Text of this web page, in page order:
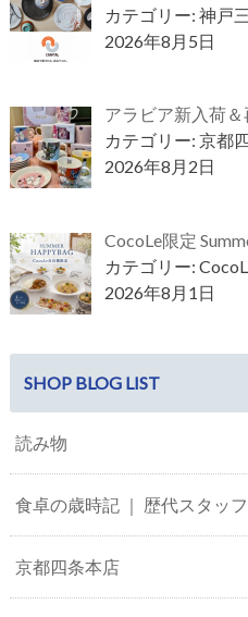
カテゴリー: 神戸
2026年8月5日
アラビア新入荷
カテゴリー: 京都
2026年8月2日
CocoLe限定
カテゴリー:
2026年8月1日
SHOP BLOG LIST
読み物
食卓の歳時記 ｜ 歴代スタッ
京都四条本店